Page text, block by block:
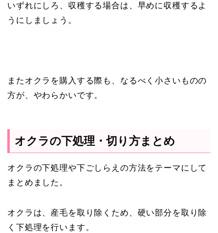
いずれにしろ、収穫する場合は、早めに収穫するよ
うにしましょう。
またオクラを購入する際も、なるべく小さいものの
方が、やわらかいです。
オクラの下処理・切り方まとめ
オクラの下処理や下ごしらえの方法をテーマにして
まとめました。
オクラは、産毛を取り除くため、硬い部分を取り除
く下処理を行います。